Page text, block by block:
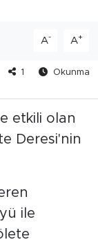
A- A+
1
Okunma
etkili olan
Deresi'nin
ile